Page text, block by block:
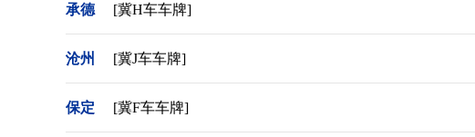
承德 [冀H车车牌]
沧州 [冀J车车牌]
保定 [冀F车车牌]